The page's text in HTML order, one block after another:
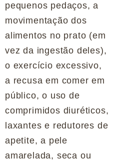
pequenos pedaços, a
movimentação dos
alimentos no prato (em
vez da ingestão deles),
o exercício excessivo,
a recusa em comer em
público, o uso de
comprimidos diuréticos,
laxantes e redutores de
apetite, a pele
amarelada, seca ou